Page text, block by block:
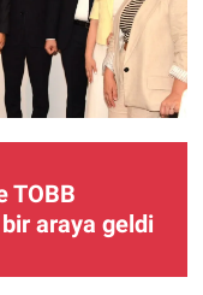
TOBB
araya geldi